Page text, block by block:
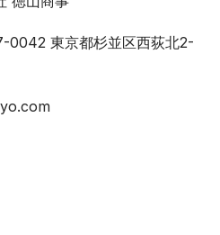
0042 東京都杉並区西荻北2-